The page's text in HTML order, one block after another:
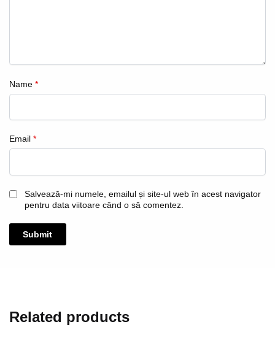
Name *
Email *
Salvează-mi numele, emailul și site-ul web în acest navigator
pentru data viitoare când o să comentez.
Related products